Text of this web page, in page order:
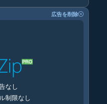
広告を削除
なし
制限なし